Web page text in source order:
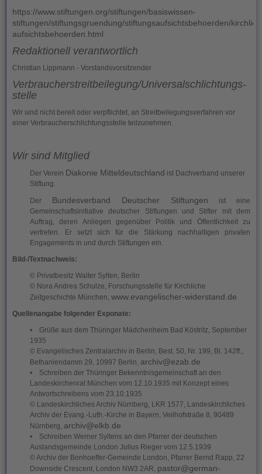
https://www.stiftungen.org/stiftungen/basiswissen-
stiftungen/stiftungsgruendung/stiftungsaufsichtsbehoerden/
aufsichtsbehoerden.html
Redaktionell verantwortlich
Christian Lippmann - Vorstandsvorsitzender
Verbraucher­streit­beilegung/Universal­schlichtungs­
stelle
Wir sind nicht bereit oder verpflichtet, an Streitbeilegungsverfahren vor
einer Verbraucherschlichtungsstelle teilzunehmen.
Wir sind Mitglied
Der Verein Diakonie Mitteldeutschland ist Dachverband unserer
Stiftung.
Der Bundesverband Deutscher Stiftungen ist eine
Gemeinschaftsinitiative deutscher Stiftungen und Stifter mit dem
Auftrag, deren Anliegen gegenüber Politik und Öffentlichkeit zu
vertreten. Er setzt sich für die Stärkung nachhaltigen privaten
Engagements in und durch Stiftungen ein.
Bild-/Textnachweis:
© Privatbesitz Walter Sylten, Berlin
© Nora Andrea Schulze, Forschungsstelle für Kirchliche
Zeitgeschichte München, www.evangelischer-widerstand.de
Quellenangabe folgender Exponate:
• Grüße aus dem Thüringer Mädchenheim Bad Köstritz, September
1935
© Evangelisches Zentralarchiv in Berlin, Best. 50, Nr. 199, Bl. 142ff.,
Bethaniendamm 29, 10997 Berlin, archiv@ezab.de
• Schreiben der Thüringer Bekenntnisgemeinschaft an den
Landeskirchenrat München vom 12.10.1935 mit Konzept eines
Antwortschreibens vom 23.10.1935
© Landeskirchliches Archiv Nürnberg, LKR 1577, Landeskirchliches
Archiv der Evang.-Luth.-Kirche in Bayern, Veilhofstraße 8, 90489
Nürnberg, archiv@elkb.de
• Schreiben Werner Syltens an den Pfarrer der deutschen
Auslandsgemeinde London Julius Rieger vom 12.5.1939
© Archiv der Bonhoeffer-Gemeinde London, Pfarrer Bernd Rapp, 22
Downside Crescent, London NW3 2AR, pastor@german-